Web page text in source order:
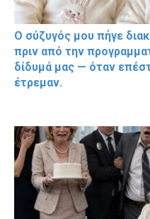
Ο σύζυγός μου πήγε
πριν από την
δίδυμά μας — όταν
έτρεμαν.